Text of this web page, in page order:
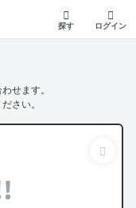
探す ログイン
せます。
さい。